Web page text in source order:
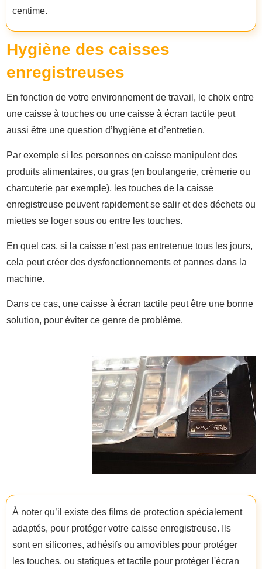
centime.
Hygiène des caisses
enregistreuses
En fonction de votre environnement de travail, le choix entre
une caisse à touches ou une caisse à écran tactile peut
aussi être une question d’hygiène et d’entretien.
Par exemple si les personnes en caisse manipulent des
produits alimentaires, ou gras (en boulangerie, crèmerie ou
charcuterie par exemple), les touches de la caisse
enregistreuse peuvent rapidement se salir et des déchets ou
miettes se loger sous ou entre les touches.
En quel cas, si la caisse n’est pas entretenue tous les jours,
cela peut créer des dysfonctionnements et pannes dans la
machine.
Dans ce cas, une caisse à écran tactile peut être une bonne
solution, pour éviter ce genre de problème.
À noter qu’il existe des films de protection spécialement
adaptés, pour protéger votre caisse enregistreuse. Ils
sont en silicones, adhésifs ou amovibles pour protéger
les touches, ou statiques et tactile pour protéger l'écran